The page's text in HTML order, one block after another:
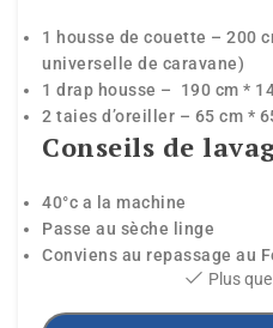
1 housse de couette – 200
universelle de caravane)
1 drap housse – 190 cm *
2 taies d’oreiller – 65 cm *
Conseils de
40°c a la machine
Passe au sèche linge
Conviens au repassage au
Plus